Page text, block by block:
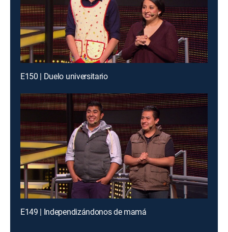
E150 | Duelo universitario
E149 | Independizándonos de mamá